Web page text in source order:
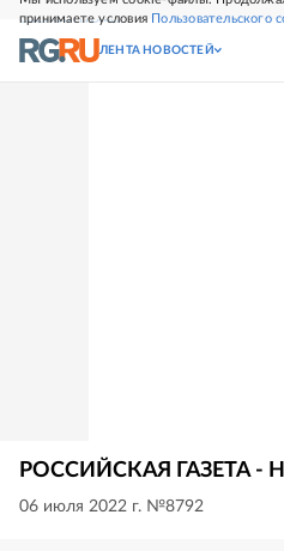
принимаете условия Пользовательского
СВЕЖИЙ НОМЕР
ЛЕНТА НОВОСТЕЙ
РОССИЙСКАЯ ГАЗЕТА -
06 июля 2022 г. №8792